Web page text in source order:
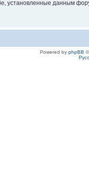
установленные данным
Powered by phpBB